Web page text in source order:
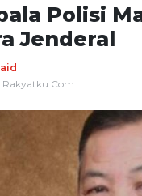
Polisi
Jenderal
Rakyatku.Com